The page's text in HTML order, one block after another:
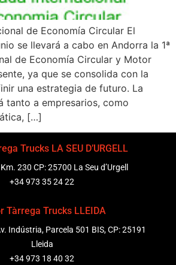
de Economía Circular El
se llevará a cabo en Andorra la 1ª
de Economía Circular y Motor
ya que se consolida con la
una estrategia de futuro. La
tanto a empresarios, como
[…]
Trucks LA SEU D’URGELL
230 CP: 25700 La Seu d’Urgell
+34 973 35 24 22
Tàrrega Trucks LLEIDA
Indústria, Parcela 501 BIS, CP: 25191
Lleida
+34 973 18 40 32